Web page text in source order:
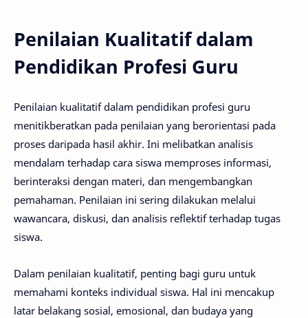
Penilaian Kualitatif dalam
Pendidikan Profesi Guru
Penilaian kualitatif dalam pendidikan profesi guru
menitikberatkan pada penilaian yang berorientasi pada
proses daripada hasil akhir. Ini melibatkan analisis
mendalam terhadap cara siswa memproses informasi,
berinteraksi dengan materi, dan mengembangkan
pemahaman. Penilaian ini sering dilakukan melalui
wawancara, diskusi, dan analisis reflektif terhadap tugas
siswa.
Dalam penilaian kualitatif, penting bagi guru untuk
memahami konteks individual siswa. Hal ini mencakup
latar belakang sosial, emosional, dan budaya yang